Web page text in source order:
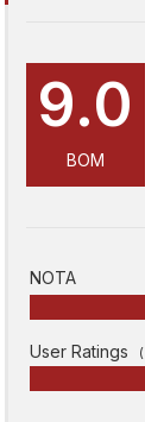
9.0
BOM
NOTA
User Ratings (